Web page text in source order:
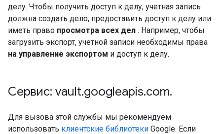
делу. Чтобы получить доступ к делу, учетная запись
должна создать дело, предоставить доступ к делу или
иметь право просмотра всех дел . Например, чтобы
загрузить экспорт, учетной записи необходимы права
на управление экспортом и доступ к делу.
Сервис: vault.googleapis.com.
Для вызова этой службы мы рекомендуем
использовать клиентские библиотеки Google. Если